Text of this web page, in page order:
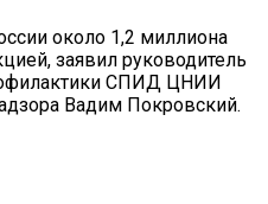
около 1,2 миллиона
заявил руководитель
СПИД ЦНИИ
Вадим Покровский.